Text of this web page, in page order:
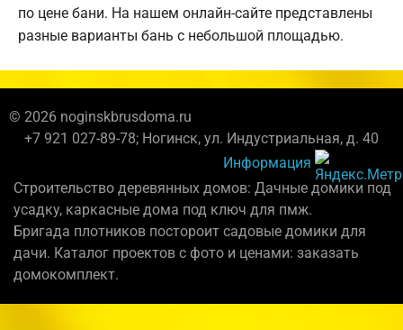
по цене бани. На нашем онлайн-сайте представлены
разные варианты бань с небольшой площадью.
© 2026 noginskbrusdoma.ru
+7 921 027-89-78; Ногинск, ул. Индустриальная, д. 40
Информация
Строительство деревянных домов: Дачные домики под
усадку, каркасные дома под ключ для пмж.
Бригада плотников постороит садовые домики для
дачи. Каталог проектов с фото и ценами: заказать
домокомплект.